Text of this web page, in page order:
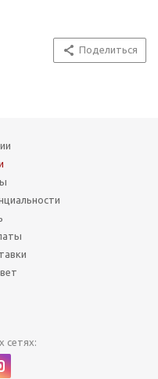
Поделиться
сетях: